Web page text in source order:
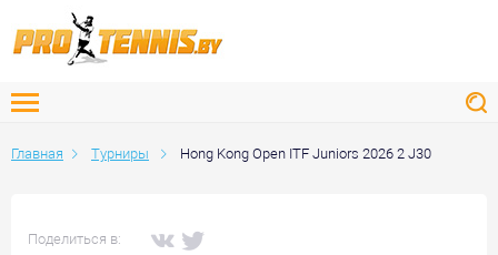
Главная Турниры Hong Kong Open ITF Juniors 2026 2 J30
Поделиться в: